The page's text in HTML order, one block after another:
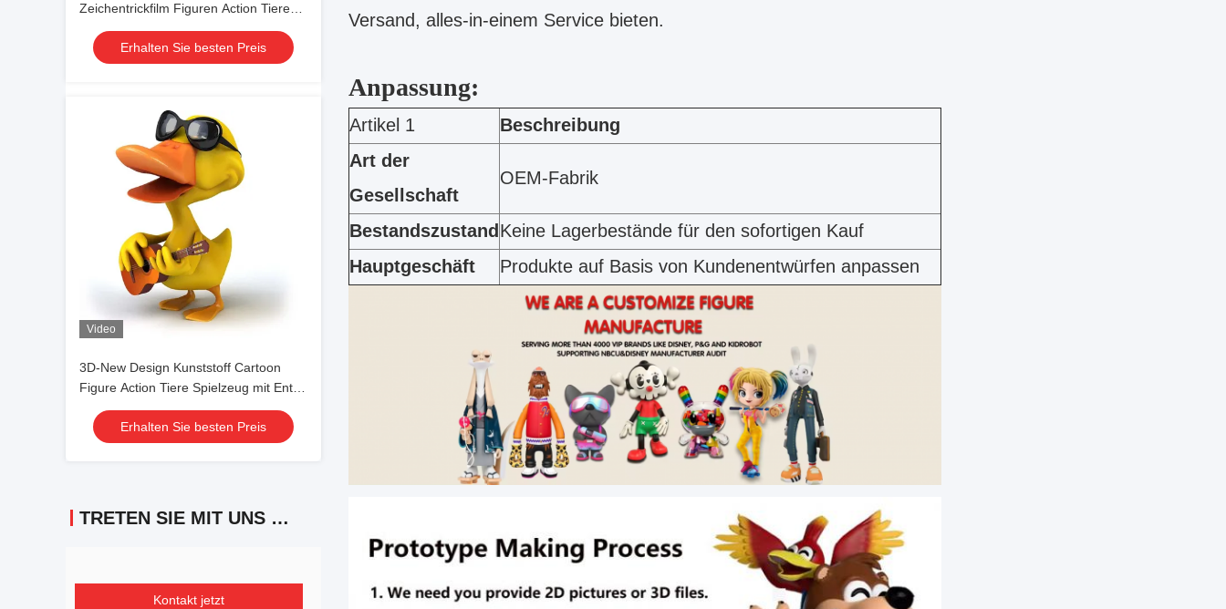
Zeichentrickfilm Figuren Action Tiere
Spielzeug
Erhalten Sie besten Preis
Video
3D-New Design Kunststoff Cartoon
Figure Action Tiere Spielzeug mit Ente
Bienen Pinguin
Erhalten Sie besten Preis
TRETEN SIE MIT UNS IN VERBINDUNG
Kontakt jetzt
Versand, alles-in-einem Service bieten.
Anpassung:
Artikel 1
Beschreibung
Art der
Gesellschaft
OEM-Fabrik
Bestandszustand Keine Lagerbestände für den sofortigen Kauf
Hauptgeschäft
Produkte auf Basis von Kundenentwürfen anpassen